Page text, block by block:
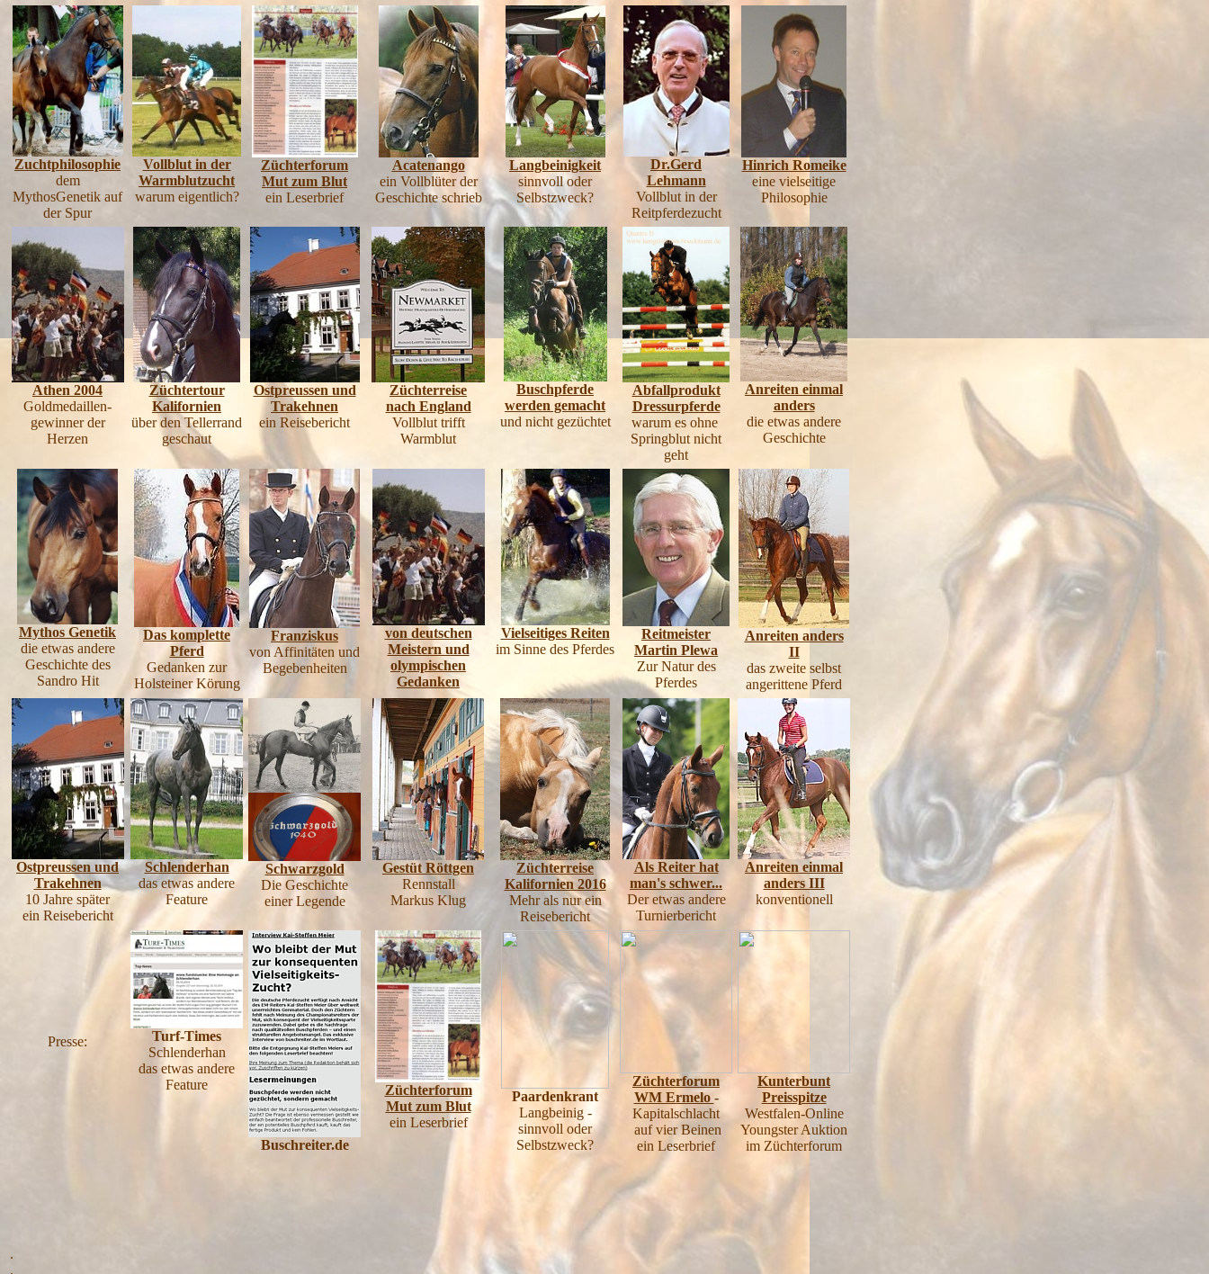
Zuchtphilosophie
dem
MythosGenetik auf
der Spur
Vollblut in der
Warmblutzucht
warum eigentlich?
Züchterforum
Mut zum Blut
ein Leserbrief
Acatenango
ein Vollblüter der
Geschichte schrieb
Langbeinigkeit
sinnvoll oder
Selbstzweck?
Dr.Gerd
Lehmann
Vollblut in der
Reitpferdezucht
Hinrich Romeike
eine vielseitige
Philosophie
Athen 2004
Goldmedaillen-
gewinner der
Herzen
Züchtertour
Kalifornien
über den Tellerrand
geschaut
Ostpreussen und
Trakehnen
ein Reisebericht
Züchterreise
nach England
Vollblut trifft
Warmblut
Buschpferde
werden gemacht
und nicht gezüchtet
Abfallprodukt
Dressurpferde
warum es ohne
Springblut nicht
geht
Anreiten einmal
anders
die etwas andere
Geschichte
Mythos Genetik
die etwas andere
Geschichte des
Sandro Hit
Das komplette
Pferd
Gedanken zur
Holsteiner Körung
Franziskus
von Affinitäten und
Begebenheiten
von deutschen
Meistern und
olympischen
Gedanken
Vielseitiges Reiten
im Sinne des Pferdes
Reitmeister
Martin Plewa
Zur Natur des
Pferdes
Anreiten anders
II
das zweite selbst
angerittene Pferd
Ostpreussen und
Trakehnen
10 Jahre später
ein Reisebericht
Schlenderhan
das etwas andere
Feature
Schwarzgold
Die Geschichte
einer Legende
Gestüt Röttgen
Rennstall
Markus Klug
Züchterreise
Kalifornien 2016
Mehr als nur ein
Reisebericht
Als Reiter hat
man's schwer...
Der etwas andere
Turnierbericht
Anreiten einmal
anders III
konventionell
Presse:
Turf-Times
Schlenderhan
das etwas andere
Feature
Buschreiter.de
Züchterforum
Mut zum Blut
ein Leserbrief
Paardenkrant
Langbeinig -
sinnvoll oder
Selbstzweck?
Züchterforum
WM Ermelo -
Kapitalschlacht
auf vier Beinen
ein Leserbrief
Kunterbunt
Preisspitze
Westfalen-Online
Youngster Auktion
im Züchterforum
.
.